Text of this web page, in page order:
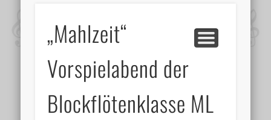
„Mahlzeit“
Vorspielabend der
Blockflötenklasse ML